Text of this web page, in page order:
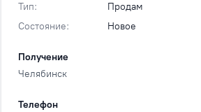
Тип:
Продам
Состояние:
Новое
Получение
Челябинск
Телефон